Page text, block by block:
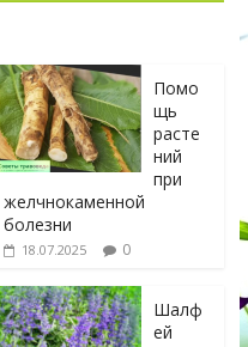
Помо
щь
расте
ний
при
желчнокаменной
болезни
18.07.2025 0
Шалф
ей